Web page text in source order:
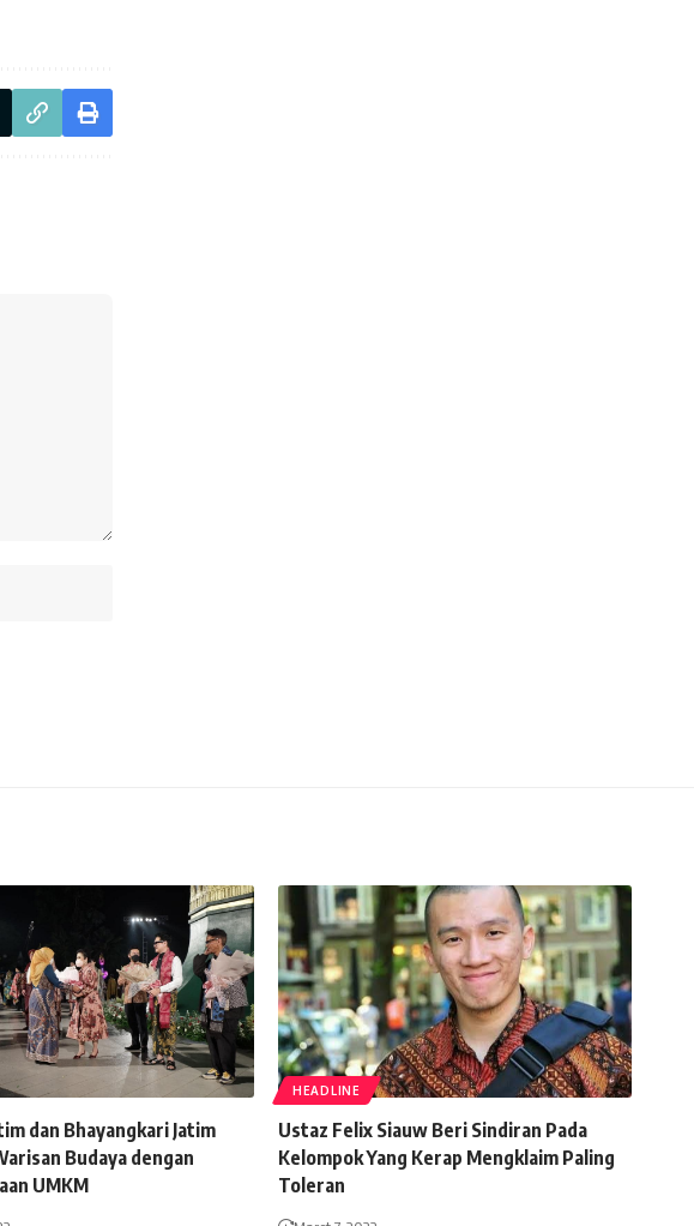
dan Bhayangkari Jatim
Budaya dengan
UMKM
HEADLINE
Ustaz Felix Siauw Beri Sindiran Pada
Kelompok Yang Kerap Mengklaim Paling
Toleran